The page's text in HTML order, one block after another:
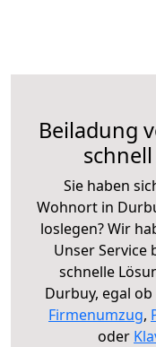
Beiladung
Sie haben
Wohnort in
loslegen? Wir
Unser Service
schnelle
Durbuy, egal
Firmenumzug,
oder